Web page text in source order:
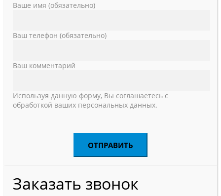
Ваше имя (обязательно)
Ваш телефон (обязательно)
Ваш комментарий
Используя данную форму, Вы соглашаетесь с
обработкой ваших персональных данных.
Заказать звонок